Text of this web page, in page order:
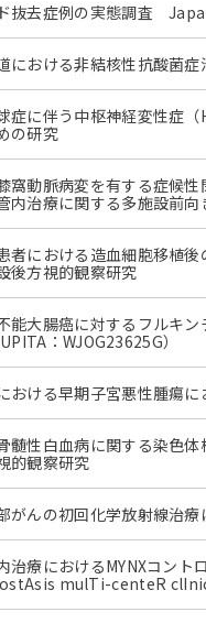
抜去症例の実態調査
における非結核性抗酸菌
症に伴う中枢神経変性症
の研究
窩動脈病変を有する症候
内治療に関する多施設前向
者における造血細胞移植
後方視的観察研究
能大腸癌に対するフルキ
：WJOG23625G）
おける早期子宮悪性腫瘍
髄性白血病に関する染色
的観察研究
がんの初回化学放射線治
治療におけるMYNXコント
mulTi-centeR